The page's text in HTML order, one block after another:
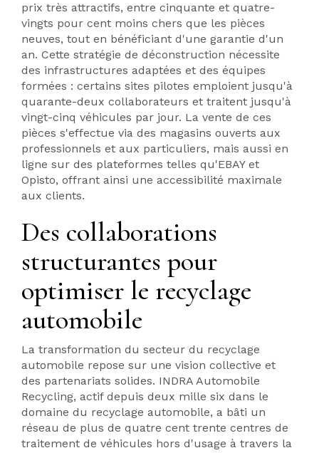
prix très attractifs, entre cinquante et quatre-
vingts pour cent moins chers que les pièces
neuves, tout en bénéficiant d'une garantie d'un
an. Cette stratégie de déconstruction nécessite
des infrastructures adaptées et des équipes
formées : certains sites pilotes emploient jusqu'à
quarante-deux collaborateurs et traitent jusqu'à
vingt-cinq véhicules par jour. La vente de ces
pièces s'effectue via des magasins ouverts aux
professionnels et aux particuliers, mais aussi en
ligne sur des plateformes telles qu'EBAY et
Opisto, offrant ainsi une accessibilité maximale
aux clients.
Des collaborations
structurantes pour
optimiser le recyclage
automobile
La transformation du secteur du recyclage
automobile repose sur une vision collective et
des partenariats solides. INDRA Automobile
Recycling, actif depuis deux mille six dans le
domaine du recyclage automobile, a bâti un
réseau de plus de quatre cent trente centres de
traitement de véhicules hors d'usage à travers la